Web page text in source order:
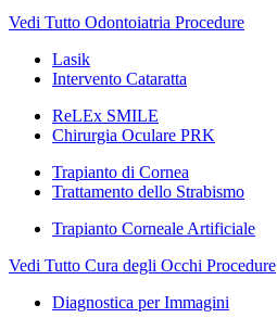
Vedi Tutto Odontoiatria Procedure
Lasik
Intervento Cataratta
ReLEx SMILE
Chirurgia Oculare PRK
Trapianto di Cornea
Trattamento dello Strabismo
Trapianto Corneale Artificiale
Vedi Tutto Cura degli Occhi Procedure
Diagnostica per Immagini